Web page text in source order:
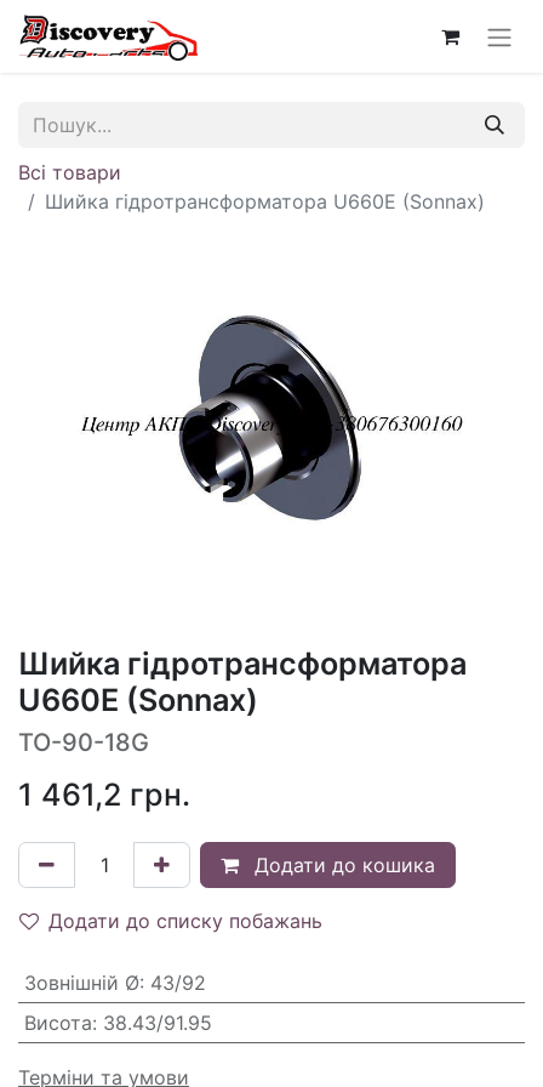
Всі товари
Шийка гідротрансформатора U660E (Sonnax)
Шийка гідротрансформатора
U660E (Sonnax)
TO-90-18G
1 461,2 грн.
Додати до кошика
Додати до списку побажань
Зовнішній Ø: 43/92
Висота: 38.43/91.95
Терміни та умови